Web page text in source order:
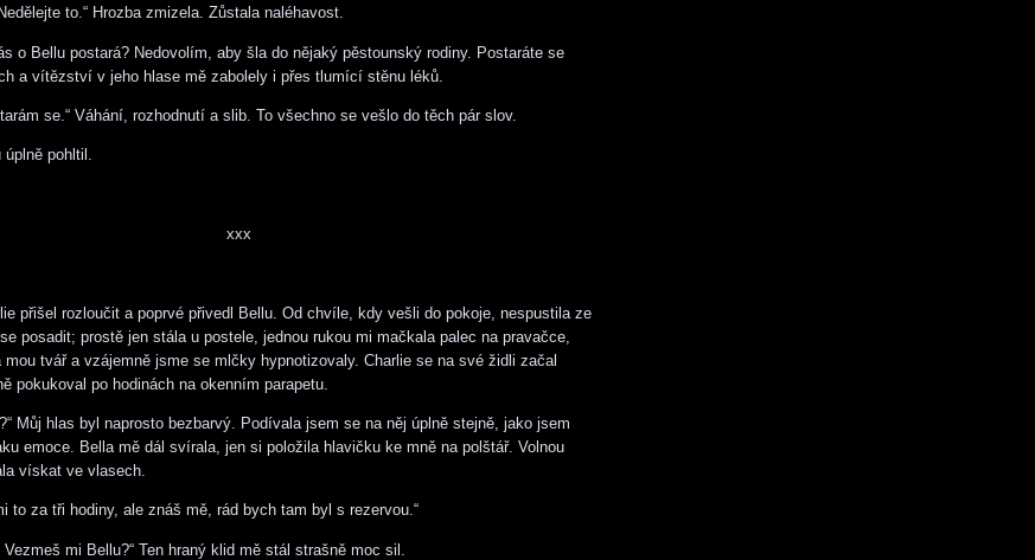
to.“ Hrozba zmizela. Zůstala naléhavost.
o Bellu postará? Nedovolím, aby šla do nějaký pěstounský rodiny. Postaráte se
a vítězství v jeho hlase mě zabolely i přes tlumící stěnu léků.
se.“ Váhání, rozhodnutí a slib. To všechno se vešlo do těch pár slov.
úplně pohltil.
xxx
přišel rozloučit a poprvé přivedl Bellu. Od chvíle, kdy vešli do pokoje, nespustila ze
posadit; prostě jen stála u postele, jednou rukou mi mačkala palec na pravačce,
mou tvář a vzájemně jsme se mlčky hypnotizovaly. Charlie se na své židli začal
pokukoval po hodinách na okenním parapetu.
Můj hlas byl naprosto bezbarvý. Podívala jsem se na něj úplně stejně, jako jsem
emoce. Bella mě dál svírala, jen si položila hlavičku ke mně na polštář. Volnou
vískat ve vlasech.
to za tři hodiny, ale znáš mě, rád bych tam byl s rezervou.“
Vezmeš mi Bellu?“ Ten hraný klid mě stál strašně moc sil.